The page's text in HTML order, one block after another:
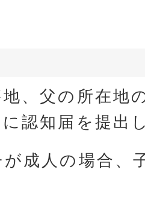
、父の所在地
認知届を提出
成人の場合、